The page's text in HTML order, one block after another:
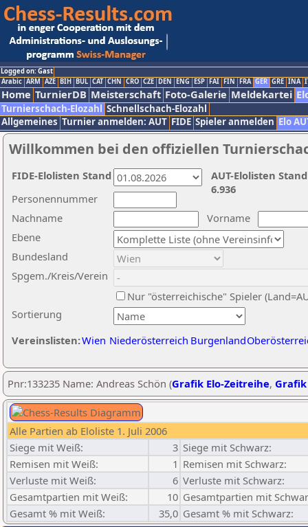
Logged on: Gast
Arabic ARM AZE BIH BUL CAT CHN CRO CZE DEN ENG ESP FAI FIN FRA GER GRE INA
Home TurnierDB Meisterschaft Foto-Galerie Meldekartei
Turnierschach-Elozahl Schnellschach-Elozahl
Allgemeines Turnier anmelden: AUT FIDE Spieler anmelden Elo
Willkommen bei den offiziellen
Nachname
Vorname
Ebene
Sortierung
Personennummer
Bundesland
Spgem./Kreis/Verein
Nur "österreichische" Spieler
Vereinslisten:Wien Niederösterreich Burgenland
AUT-Elolisten
6.936
FIDE-Elolisten Stand
Pnr:133235 Name: Andreas Schön (Grafik Elo-Zeitreihe,
Alle Partien ab Eloliste 1. Juli 2006
Siege mit Weiß:
3 Siege mit Schwarz:
Remisen mit Weiß:
1 Remisen mit Schwarz:
Verluste mit Weiß:
6 Verluste mit Schwarz:
Gesamtpartien mit Weiß:
10 Gesamtpartien mit
Gesamt % mit Weiß:
35,0 Gesamt % mit Schwarz: